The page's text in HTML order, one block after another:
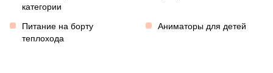
категории
Питание на борту
теплохода
Аниматоры для детей